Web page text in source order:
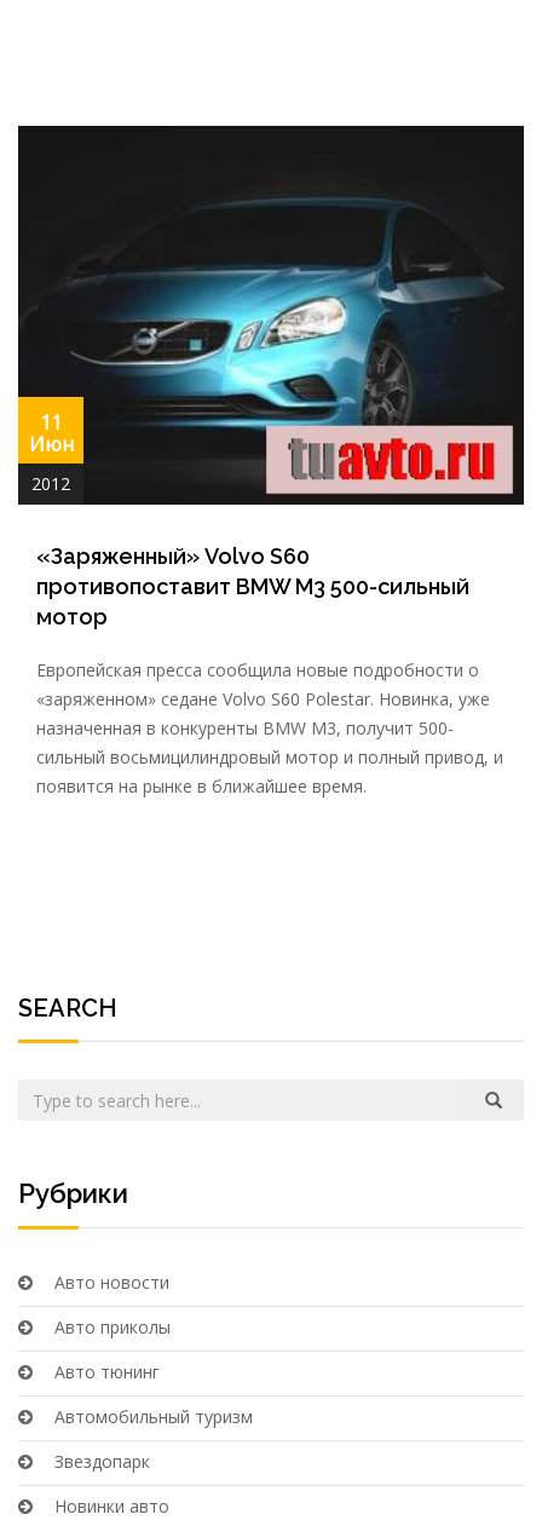
11
Июн
2012
«Заряженный» Volvo S60
противопоставит BMW M3 500-сильный
мотор
Европейская пресса сообщила новые подробности о
«заряженном» седане Volvo S60 Polestar. Новинка, уже
назначенная в конкуренты BMW M3, получит 500-
сильный восьмицилиндровый мотор и полный привод, и
появится на рынке в ближайшее время.
SEARCH
Рубрики
Авто новости
Авто приколы
Авто тюнинг
Автомобильный туризм
Звездопарк
Новинки авто